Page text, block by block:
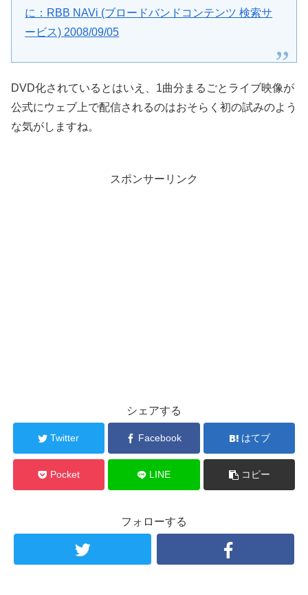
に：RBB NAVi (ブロードバンドコンテンツ 検索サ
ービス) 2008/09/05
DVD化されているとはいえ、1曲分まるごとライブ映像が
公式にウェブ上で配信されるのはおそらく初の試みのよう
な気がしますね。
スポンサーリンク
シェアする
Twitter Facebook はてブ
Pocket LINE コピー
フォローする